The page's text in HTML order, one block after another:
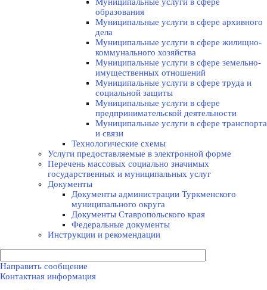
образования
Муниципальные услуги в сфере архивного
дела
Муниципальные услуги в сфере жилищно-
коммунального хозяйства
Муниципальные услуги в сфере земельно-
имущественных отношений
Муниципальные услуги в сфере труда и
социальной защиты
Муниципальные услуги в сфере
предпринимательской деятельности
Муниципальные услуги в сфере транспорта
и связи
Технологические схемы
Услуги предоставляемые в электронной форме
Перечень массовых социально значимых
государственных и муниципальных услуг
Документы
Документы администрации Туркменского
муниципального округа
Документы Ставропольского края
Федеральные документы
Инструкции и рекомендации
Направить сообщение
Контактная информация